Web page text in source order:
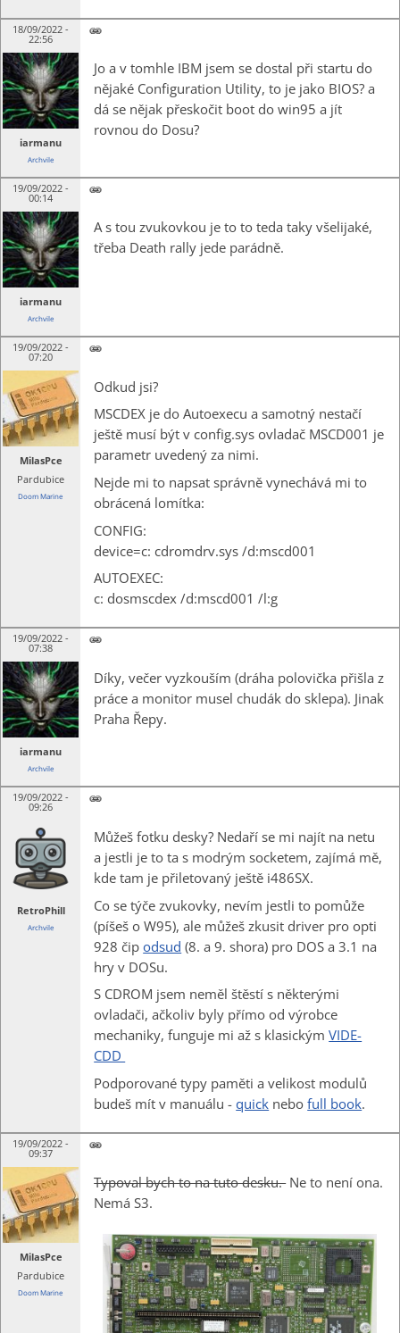
18/09/2022 -
22:56
iarmanu
Archvile
Jo a v tomhle IBM jsem se dostal při startu do
nějaké Configuration Utility, to je jako BIOS? a
dá se nějak přeskočit boot do win95 a jít
rovnou do Dosu?
19/09/2022 -
00:14
iarmanu
Archvile
A s tou zvukovkou je to to teda taky všelijaké,
třeba Death rally jede parádně.
19/09/2022 -
07:20
MilasPce
Pardubice
Doom Marine
Odkud jsi?
MSCDEX je do Autoexecu a samotný nestačí
ještě musí být v config.sys ovladač MSCD001 je
parametr uvedený za nimi.
Nejde mi to napsat správně vynechává mi to
obrácená lomítka:
CONFIG:
device=c: cdromdrv.sys /d:mscd001
AUTOEXEC:
c: dosmscdex /d:mscd001 /l:g
19/09/2022 -
07:38
iarmanu
Archvile
Díky, večer vyzkouším (dráha polovička přišla z
práce a monitor musel chudák do sklepa). Jinak
Praha Řepy.
19/09/2022 -
09:26
RetroPhill
Archvile
Můžeš fotku desky? Nedaří se mi najít na netu
a jestli je to ta s modrým socketem, zajímá mě,
kde tam je přiletovaný ještě i486SX.
Co se týče zvukovky, nevím jestli to pomůže
(píšeš o W95), ale můžeš zkusit driver pro opti
928 čipodsud (8. a 9. shora) pro DOS a 3.1 na
hry v DOSu.
S CDROM jsem neměl štěstí s některými
ovladači, ačkoliv byly přímo od výrobce
mechaniky, funguje mi až s klasickýmVIDE-
CDD
Podporované typy paměti a velikost modulů
budeš mít v manuálu -quick nebofull book.
19/09/2022 -
09:37
MilasPce
Pardubice
Doom Marine
Typoval bych to na tuto desku.Ne to není ona.
Nemá S3.